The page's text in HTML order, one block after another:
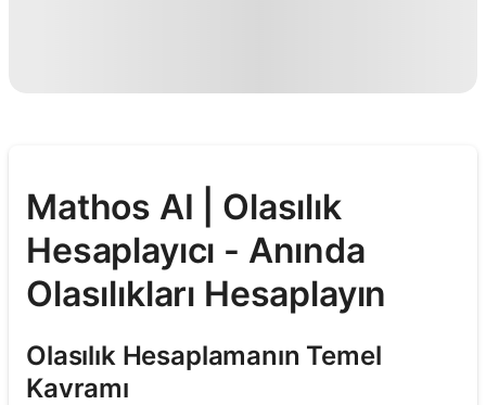
Mathos AI | Olasılık
Hesaplayıcı - Anında
Olasılıkları Hesaplayın
Olasılık Hesaplamanın Temel
Kavramı